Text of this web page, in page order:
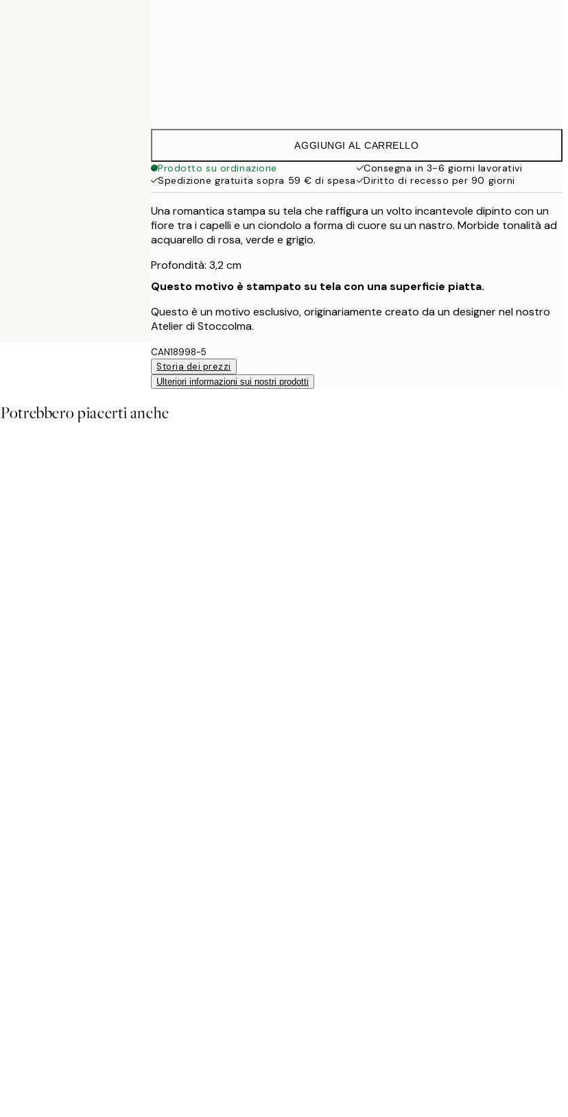
AGGIUNGI AL CARRELLO
Prodotto su ordinazione
Consegna in 3-6 giorni lavorativi
Spedizione gratuita sopra 59 € di spesa
Diritto di recesso per 90 giorni
Una romantica stampa su tela che raffigura un volto incantevole dipinto con un
fiore tra i capelli e un ciondolo a forma di cuore su un nastro. Morbide tonalità ad
acquarello di rosa, verde e grigio.
Profondità: 3,2 cm
Questo motivo è stampato su tela con una superficie piatta.
Questo è un motivo esclusivo, originariamente creato da un designer nel nostro
Atelier di Stoccolma.
CAN18998-5
Storia dei prezzi
Ulteriori informazioni sui nostri prodotti
Potrebbero piacerti anche